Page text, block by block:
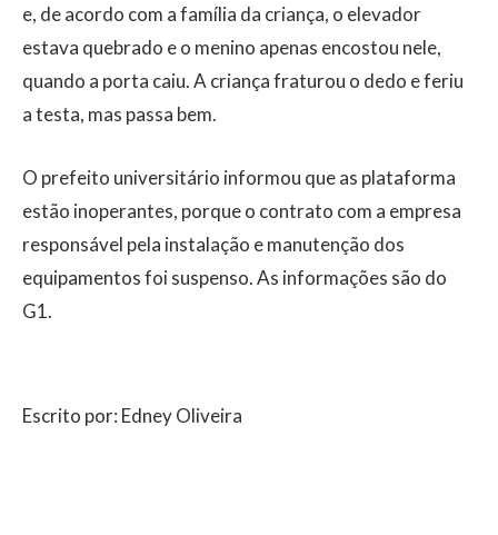
e, de acordo com a família da criança, o elevador
estava quebrado e o menino apenas encostou nele,
quando a porta caiu. A criança fraturou o dedo e feriu
a testa, mas passa bem.
O prefeito universitário informou que as plataforma
estão inoperantes, porque o contrato com a empresa
responsável pela instalação e manutenção dos
equipamentos foi suspenso. As informações são do
G1.
Escrito por: Edney Oliveira